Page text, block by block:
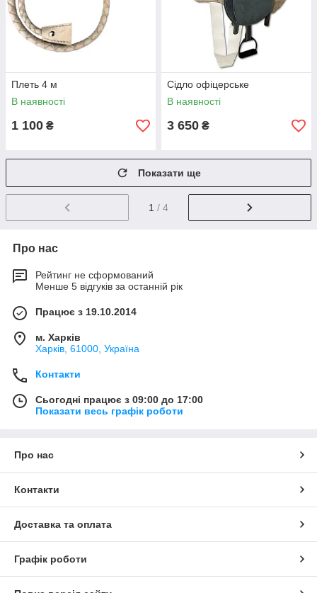
Плеть 4 м
В наявності
1 100 ₴
Сідло офіцерське
В наявності
3 650 ₴
Показати ще
1 / 4
Про нас
Рейтинг не сформований
Менше 5 відгуків за останній рік
Працює з 19.10.2014
м. Харків
Харків, 61000, Україна
Контакти
Сьогодні працює з 09:00 до 17:00
Показати весь графік роботи
Про нас
Контакти
Доставка та оплата
Графік роботи